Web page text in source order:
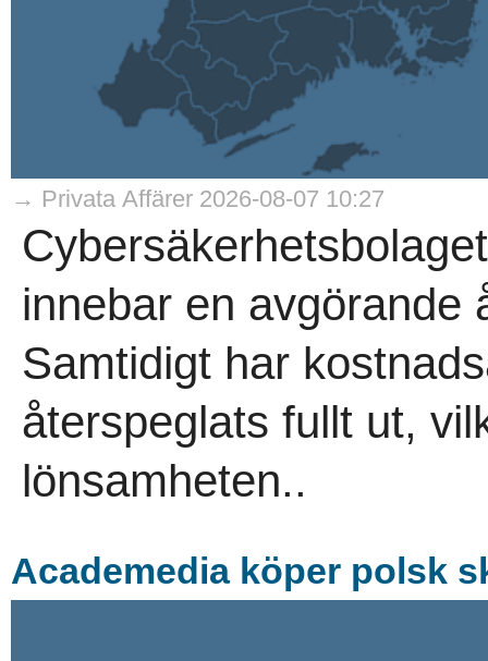
→ Privata Affärer 2026-08-07 10:27
innebar en avgörande
Samtidigt har
återspeglats fullt ut,
lönsamheten..
Academedia köper polsk